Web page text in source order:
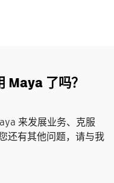
Maya 了吗？
来发展业务、克服
还有其他问题，请与我